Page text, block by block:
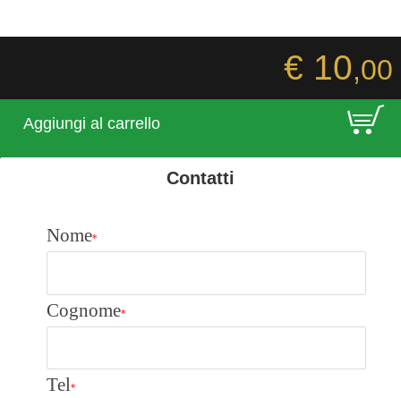
€ 10,00
Aggiungi al carrello E
Contatti
Nome*
Cognome*
Tel*